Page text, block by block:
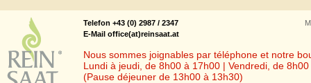
Telefon +43 (0) 2987 / 2347
E-Mail office(at)reinsaat.at
Nous sommes joignables par téléphone et notre
Lundi à jeudi, de 8h00 à 17h00 | Vendredi, de
(Pause déjeuner de 13h00 à 13h30)